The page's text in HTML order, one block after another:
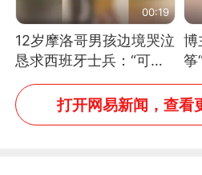
00:19
12岁摩洛哥男孩边境哭泣
恳求西班牙士兵：“可不
可以不要把我遣返回国”
博
筝
像
吗
打开网易新闻，查看